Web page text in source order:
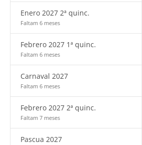
Enero 2027 2ª quinc.
Faltam 6 meses
Febrero 2027 1ª quinc.
Faltam 6 meses
Carnaval 2027
Faltam 6 meses
Febrero 2027 2ª quinc.
Faltam 7 meses
Pascua 2027